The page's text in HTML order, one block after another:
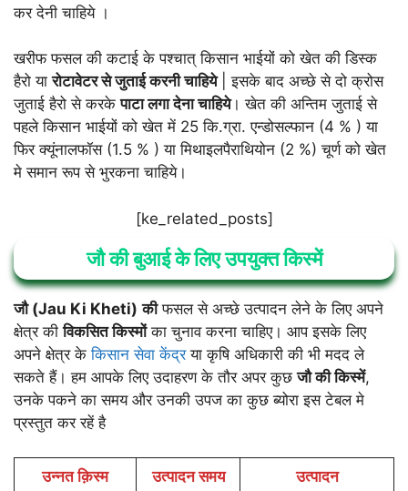
कर देनी चाहिये ।
खरीफ फसल की कटाई के पश्चात् किसान भाईयों को खेत की डिस्क
हैरो यारोटावेटर से जुताई करनी चाहिये| इसके बाद अच्छे से दो क्रोस
जुताई हैरो से करकेपाटा लगा देना चाहिये। खेत की अन्तिम जुताई से
पहले किसान भाईयों को खेत में 25 कि.ग्रा. एन्डोसल्फान (4 % ) या
फिर क्यूंनालफॉस (1.5 % ) या मिथाइलपैराथियोन (2 %) चूर्ण को खेत
मे समान रूप से भुरकना चाहिये।
[ke_related_posts]
जौ की बुआई के लिए उपयुक्त किस्में
जौ (Jau Ki Kheti) कीफसल से अच्छे उत्पादन लेने के लिए अपने
क्षेत्र कीविकसित किस्मोंका चुनाव करना चाहिए। आप इसके लिए
अपने क्षेत्र केकिसान सेवा केंद्रया कृषि अधिकारी की भी मदद ले
सकते हैं। हम आपके लिए उदाहरण के तौर अपर कुछजौ की किस्में,
उनके पकने का समय और उनकी उपज का कुछ ब्योरा इस टेबल मे
प्रस्तुत कर रहें है
उन्नत क़िस्म उत्पादन समय उत्पादन